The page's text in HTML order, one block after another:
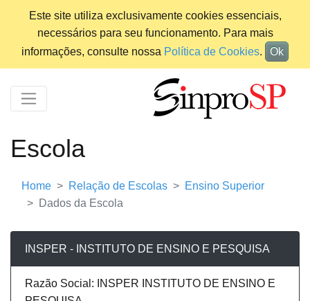
Este site utiliza exclusivamente cookies essenciais,
necessários para seu funcionamento. Para mais
informações, consulte nossa Política de Cookies. Ok
Escola
Home Relação de Escolas
Ensino Superior
Dados da Escola
INSPER - INSTITUTO DE ENSINO E PESQUISA
Razão Social: INSPER INSTITUTO DE ENSINO E